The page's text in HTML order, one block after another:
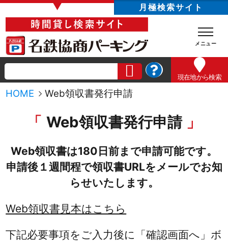
▼ 月極検索サイト
現在地から検索
HOME Web領収書発行申請
Web領収書発行申請
Web領収書は180日前まで申請可能です。
申請後１週間程で領収書URLをメールでお知
らせいたします。
Web領収書見本はこちら
下記必要事項をご入力後に「確認画面へ」ボ